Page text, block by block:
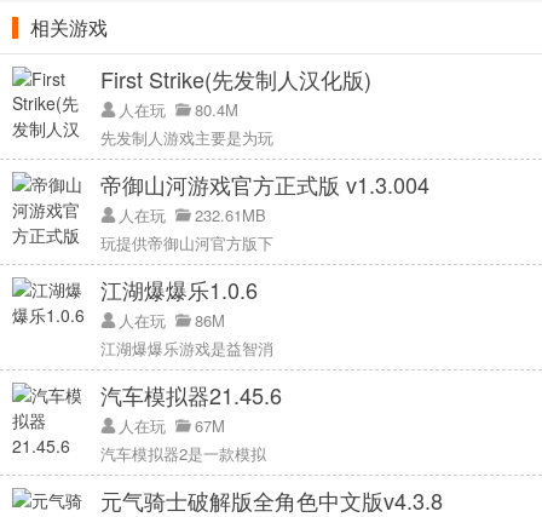
相关游戏
First Strike(先发制人汉化版)
人在玩
80.4M
先发制人游戏主要是为玩
帝御山河游戏官方正式版 v1.3.004
人在玩
232.61MB
玩提供帝御山河官方版下
江湖爆爆乐1.0.6
人在玩
86M
江湖爆爆乐游戏是益智消
汽车模拟器21.45.6
人在玩
67M
汽车模拟器2是一款模拟
元气骑士破解版全角色中文版v4.3.8